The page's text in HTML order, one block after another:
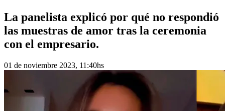
La panelista explicó por qué no respondió
las muestras de amor tras la ceremonia
con el empresario.
01 de noviembre 2023, 11:40hs